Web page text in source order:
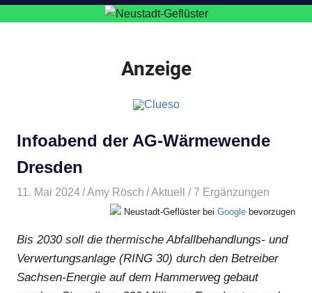
Anzeige
Infoabend der AG-Wärmewende
Dresden
11. Mai 2024 Amy Rösch Aktuell / 7 Ergänzungen
Neustadt-Geflüster bei Google bevorzugen
Bis 2030 soll die thermische Abfallbehandlungs- und
Verwertungsanlage (RING 30) durch den Betreiber
Sachsen-Energie auf dem Hammerweg gebaut